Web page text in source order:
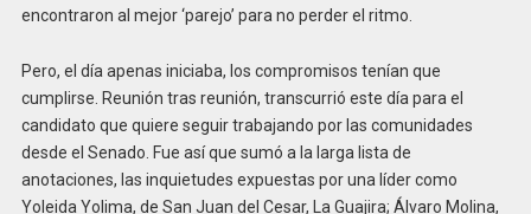
encontraron al mejor ‘parejo’ para no perder el ritmo.
Pero, el día apenas iniciaba, los compromisos tenían que
cumplirse. Reunión tras reunión, transcurrió este día para el
candidato que quiere seguir trabajando por las comunidades
desde el Senado. Fue así que sumó a la larga lista de
anotaciones, las inquietudes expuestas por una líder como
Yoleida Yolima, de San Juan del Cesar, La Guajira; Álvaro Molina,